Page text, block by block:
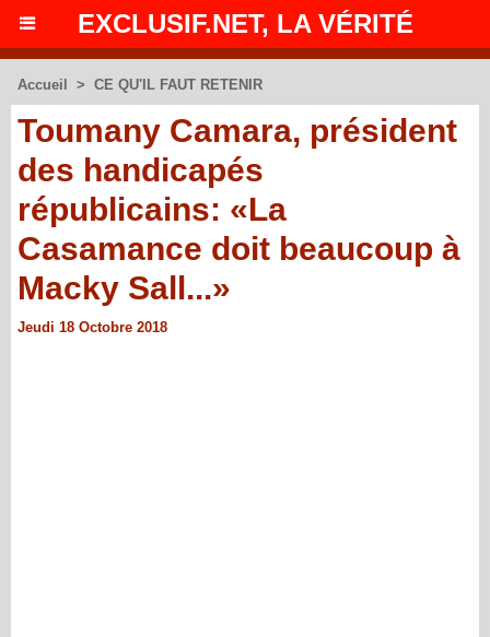
EXCLUSIF.NET, LA VÉRITÉ
Accueil > CE QU'IL FAUT RETENIR
Toumany Camara, président
des handicapés
républicains: «La
Casamance doit beaucoup à
Macky Sall...»
Jeudi 18 Octobre 2018